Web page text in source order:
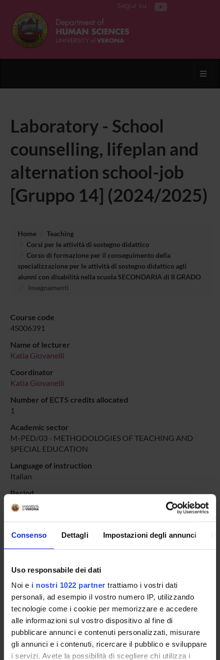
Consenso Dettagli Impostazioni degli annunci
Uso responsabile dei dati
Noi e i nostri 1022 partner trattiamo i vostri dati
personali, ad esempio il vostro numero IP, utilizzando
tecnologie come i cookie per memorizzare e accedere
alle informazioni sul vostro dispositivo al fine di
pubblicare annunci e contenuti personalizzati, misurare
gli annunci e i contenuti, ricercare il pubblico e sviluppare
i servizi. Avete la possibilità di scegliere chi utilizza i
Segui su
Laboratory - School
counselling, lifeplan and
alternation school-job
[Gruppo 14] (2024/2025)
Home
Teaching
Corsi per le attività di sostegno didattico
Corso di formazione per il conseguimento della
specializzazione per le attività di sostegno didattico agli
alunni con disabilità nella scuola SECONDARIA di II GRADO
Insegnamenti
Course code
4S006391
Name of lecturer
Katia Giovanelli
Coordinator
Katia Giovanelli
Number of ECTS credits allocated
1
Academic sector
M-PED/03 - METHODOLOGIES OF TEACHING AND
SPECIAL EDUCATION
Language of instruction
Italian
Period
DIDATTICA SOSTEGNO
dal Oct 25, 2025 al Jun 30, 2025.
LESSON TIMETABLE
Go to lesson schedule
Overview
Enrolment Policy